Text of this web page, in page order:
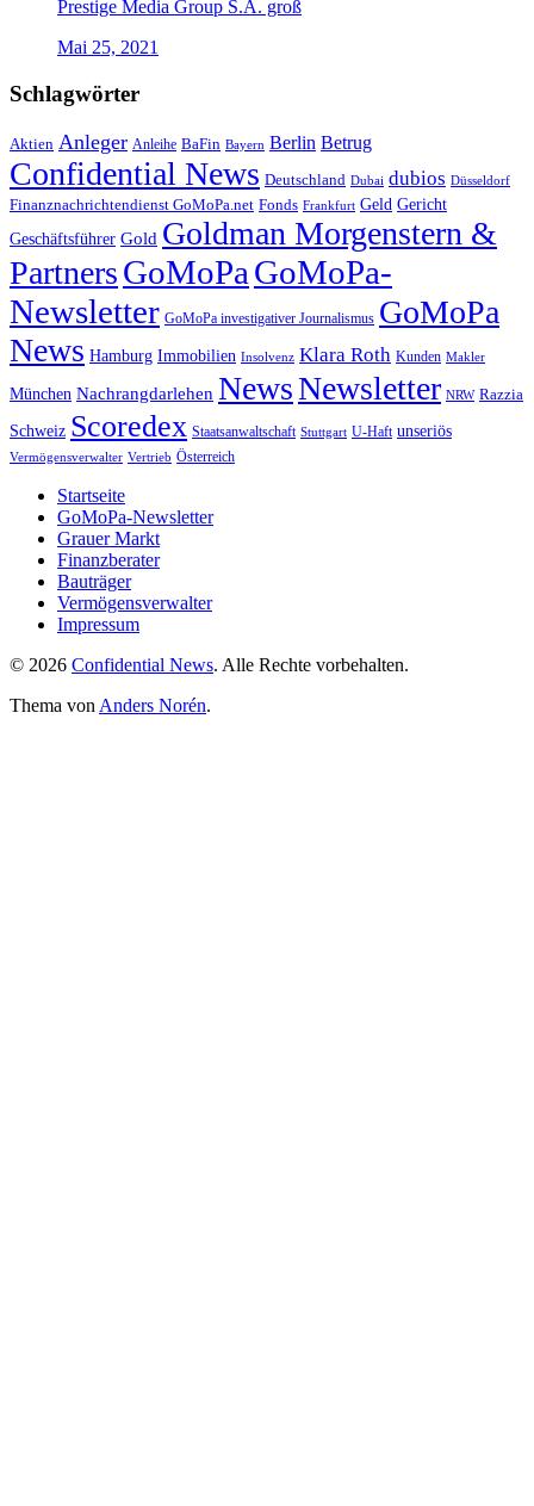
Prestige Media Group S.A. groß
Mai 25, 2021
Schlagwörter
Aktien Anleger Anleihe BaFin Bayern Berlin Betrug
Confidential News Deutschland Dubai dubios Düsseldorf
Finanznachrichtendienst GoMoPa.net Fonds Frankfurt Geld Gericht
Geschäftsführer Gold Goldman Morgenstern &
PartnersGoMoPa GoMoPa-
Newsletter GoMoPa investigativer Journalismus GoMoPa
News Hamburg Immobilien Insolvenz Klara Roth Kunden Makler
München Nachrangdarlehen NewsNewsletter NRW Razzia
Schweiz Scoredex Staatsanwaltschaft Stuttgart U-Haft unseriös
Vermögensverwalter Vertrieb Österreich
Startseite
GoMoPa-Newsletter
Grauer Markt
Finanzberater
Bauträger
Vermögensverwalter
Impressum
© 2026 Confidential News. Alle Rechte vorbehalten.
Thema von Anders Norén.